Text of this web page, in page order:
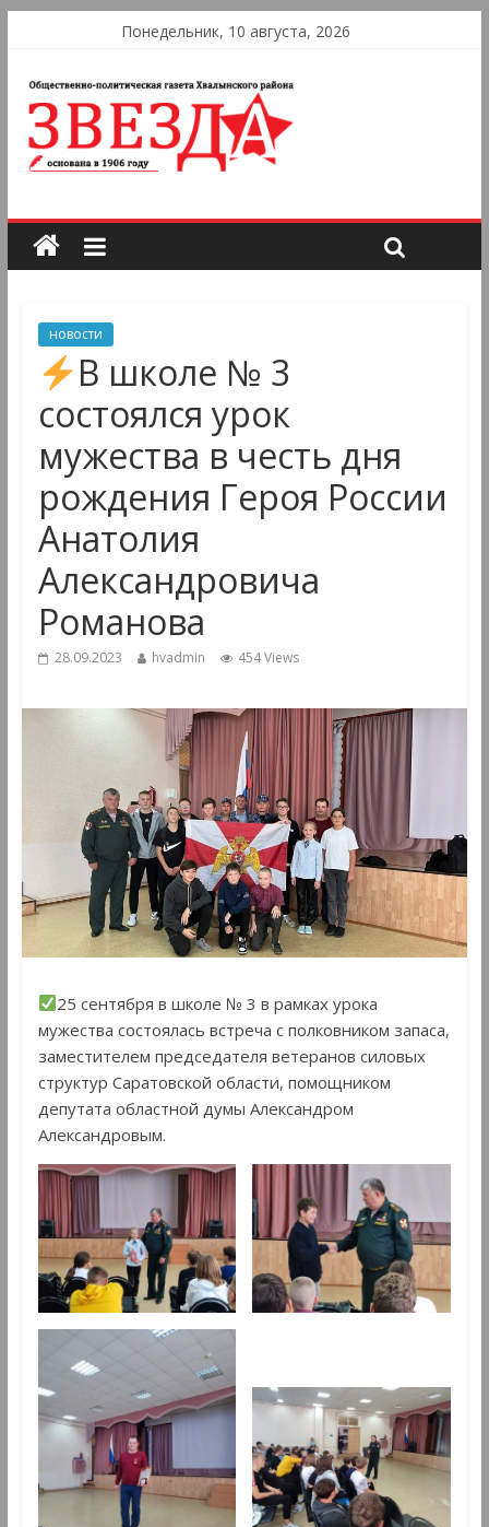
Понедельник, 10 августа, 2026
новости
В школе № 3
состоялся урок
мужества в честь дня
рождения Героя России
Анатолия
Александровича
Романова
28.09.2023 hvadmin 454 Views
25 сентября в школе № 3 в рамках урока
мужества состоялась встреча с полковником запаса,
заместителем председателя ветеранов силовых
структур Саратовской области, помощником
депутата областной думы Александром
Александровым.